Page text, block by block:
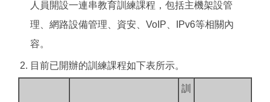
人員開設一連串教育訓練課程，包括主機架設管
理、網路設備管理、資安、VoIP、IPv6等相關內
容。
2. 目前已開辦的訓練課程如下表所示。
訓